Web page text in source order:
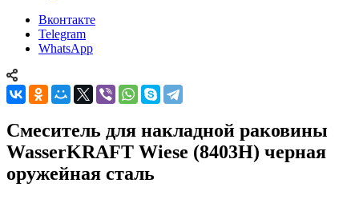
Вконтакте
Telegram
WhatsApp
Смеситель для накладной раковины
WasserKRAFT Wiese (8403H) черная
оружейная сталь